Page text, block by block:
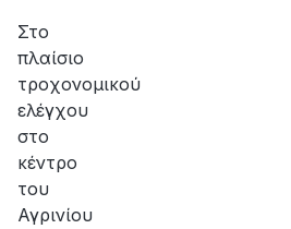
Στο
πλαίσιο
τροχονομικού
ελέγχου
στο
κέντρο
του
Αγρινίου